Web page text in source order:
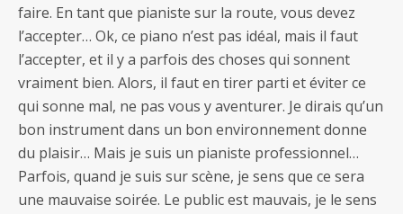
faire. En tant que pianiste sur la route, vous devez
l’accepter… Ok, ce piano n’est pas idéal, mais il faut
l’accepter, et il y a parfois des choses qui sonnent
vraiment bien. Alors, il faut en tirer parti et éviter ce
qui sonne mal, ne pas vous y aventurer. Je dirais qu’un
bon instrument dans un bon environnement donne
du plaisir… Mais je suis un pianiste professionnel…
Parfois, quand je suis sur scène, je sens que ce sera
une mauvaise soirée. Le public est mauvais, je le sens